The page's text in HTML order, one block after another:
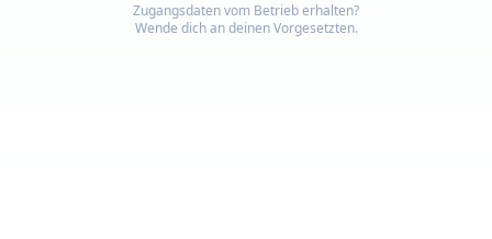
Zugangsdaten vom Betrieb erhalten?
Wende dich an deinen Vorgesetzten.